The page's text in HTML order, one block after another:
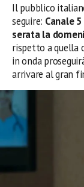
Il pubblico
seguire: Canale 5
serata la
rispetto a quella
in onda
arrivare al gran